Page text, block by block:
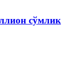
сўмлик